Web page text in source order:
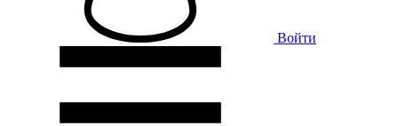
Войти